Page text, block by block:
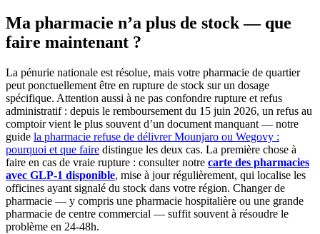
Ma pharmacie n’a plus de stock — que
faire maintenant ?
La pénurie nationale est résolue, mais votre pharmacie de quartier
peut ponctuellement être en rupture de stock sur un dosage
spécifique. Attention aussi à ne pas confondre rupture et refus
administratif : depuis le remboursement du 15 juin 2026, un refus au
comptoir vient le plus souvent d’un document manquant — notre
guide la pharmacie refuse de délivrer Mounjaro ou Wegovy :
pourquoi et que faire distingue les deux cas. La première chose à
faire en cas de vraie rupture : consulter notre carte des pharmacies
avec GLP-1 disponible, mise à jour régulièrement, qui localise les
officines ayant signalé du stock dans votre région. Changer de
pharmacie — y compris une pharmacie hospitalière ou une grande
pharmacie de centre commercial — suffit souvent à résoudre le
problème en 24-48h.